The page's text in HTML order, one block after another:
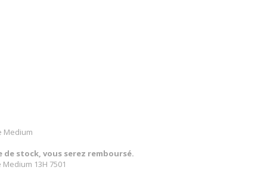
Medium
stock, vous serez remboursé.
13H 7501